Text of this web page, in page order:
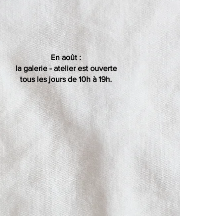
En août :
la galerie - atelier est ouverte
tous les jours de 10h à 19h.